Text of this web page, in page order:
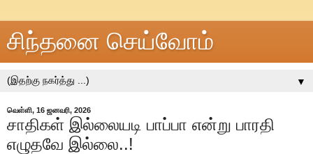
சிந்தனை செய்வோம்
▼
வெள்ளி, 16 ஜனவரி, 2026
சாதிகள் இல்லையடி பாப்பா என்று பாரதி
எழுதவே இல்லை..!